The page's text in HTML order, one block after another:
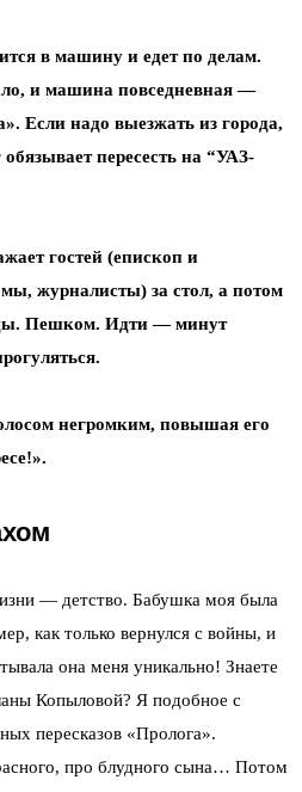
в машину и едет по делам.
и машина повседневная —
Если надо выезжать из города,
пересесть на “УАЗ-
гостей (епископ и
журналисты) за стол, а потом
Пешком. Идти — минут
негромким, повышая его
— детство. Бабушка моя была
как только вернулся с войны, и
она меня уникально! Знаете
Копыловой? Я подобное с
пересказов «Пролога».
про блудного сына… Потом